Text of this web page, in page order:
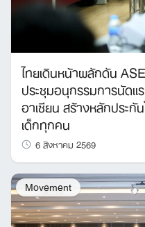
ไทยเดินหน้าผลักดัน
ประชุมอนุกรรมการนัด
อาเซียน สร้างหลักประ
เด็กทุกคน
6 สิงหาคม 2569
Movement